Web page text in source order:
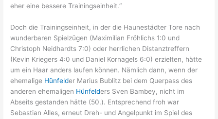
eher eine bessere Trainingseinheit.“
Doch die Trainingseinheit, in der die Haunestädter Tore nach
wunderbaren Spielzügen (Maximilian Fröhlichs 1:0 und
Christoph Neidhardts 7:0) oder herrlichen Distanztreffern
(Kevin Kriegers 4:0 und Daniel Kornagels 6:0) erzielten, hätte
um ein Haar anders laufen können. Nämlich dann, wenn der
ehemalige Hünfelder Marius Bublitz bei dem Querpass des
anderen ehemaligen Hünfelders Sven Bambey, nicht im
Abseits gestanden hätte (50.). Entsprechend froh war
Sebastian Alles, erneut Dreh- und Angelpunkt im Spiel des